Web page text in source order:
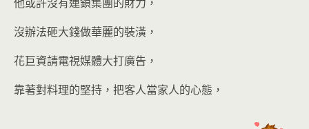
沒辦法砸大錢做華麗的裝潢，
花巨資請電視媒體大打廣告，
靠著對料理的堅持，把客人當家人的心態，